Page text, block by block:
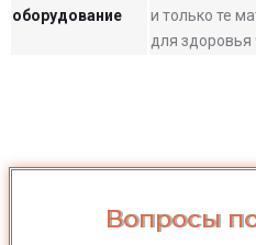
оборудование
и только те
для здоровья
Вопросы